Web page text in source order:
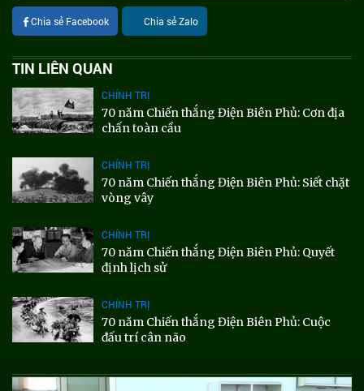
Chia sẻ Facebook Chia sẻ Zalo
TIN LIÊN QUAN
CHÍNH TRỊ
70 năm Chiến thắng Điện Biên Phủ: Cơn địa
chấn toàn cầu
CHÍNH TRỊ
70 năm Chiến thắng Điện Biên Phủ: Siết chặt
vòng vây
CHÍNH TRỊ
70 năm Chiến thắng Điện Biên Phủ: Quyết
định lịch sử
CHÍNH TRỊ
70 năm Chiến thắng Điện Biên Phủ: Cuộc
đấu trí cân não